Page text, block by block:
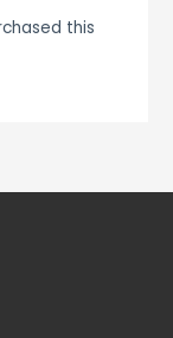
this